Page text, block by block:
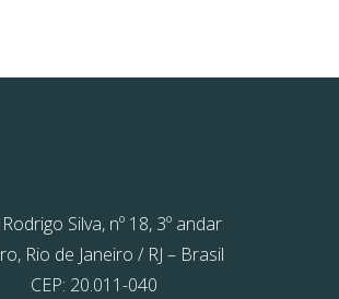
Silva, nº 18, 3º andar
Rio de Janeiro / RJ – Brasil
CEP: 20.011-040